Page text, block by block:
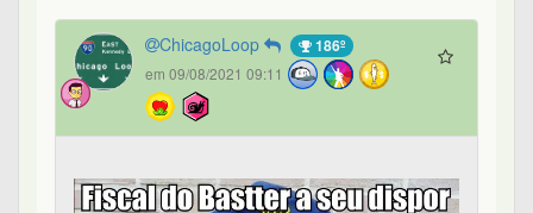
ChicagoLoop 186º
em 09/08/2021 09:11